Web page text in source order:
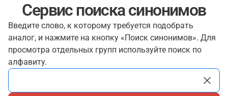
Сервис поиска синонимов
Введите слово, к которому требуется подобрать
аналог, и нажмите на кнопку «Поиск синонимов». Для
просмотра отдельных групп используйте поиск по
алфавиту.